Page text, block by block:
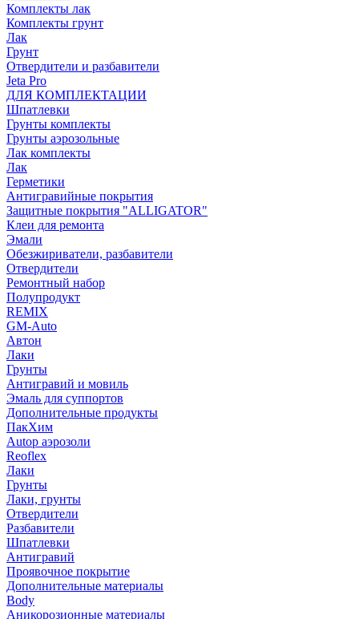
Комплекты лак
Комплекты грунт
Лак
Грунт
Отвердители и разбавители
Jeta Pro
ДЛЯ КОМПЛЕКТАЦИИ
Шпатлевки
Грунты комплекты
Грунты аэрозольные
Лак комплекты
Лак
Герметики
Антигравийные покрытия
Защитные покрытия "ALLIGATOR"
Клеи для ремонта
Эмали
Обезжириватели, разбавители
Отвердители
Ремонтный набор
Полупродукт
REMIX
GM-Auto
Автон
Лаки
Грунты
Антигравий и мовиль
Эмаль для суппортов
Дополнительные продукты
ПакХим
Autop аэрозоли
Reoflex
Лаки
Грунты
Лаки, грунты
Отвердители
Разбавители
Шпатлевки
Антигравий
Проявочное покрытие
Дополнительные материалы
Body
Аникорозионные материалы